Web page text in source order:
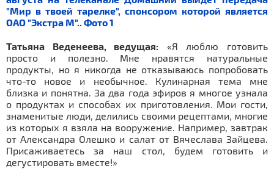
Татьяна Веденеева, ведущая: «Я люблю готовить
просто и полезно. Мне нравятся натуральные
продукты, но я никогда не отказываюсь попробовать
что-то новое и необычное. Кулинарная тема мне
близка и понятна. За два года эфиров я многое узнала
о продуктах и способах их приготовления. Мои гости,
знаменитые люди, делились своими рецептами, многие
из которых я взяла на вооружение. Например, завтрак
от Александра Олешко и салат от Вячеслава Зайцева.
Присаживаетесь за наш стол, будем готовить и
дегустировать вместе!»